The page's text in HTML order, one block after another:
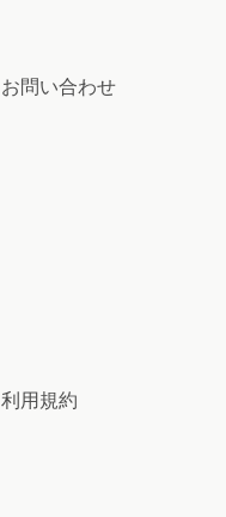
お問い合わせ
利用規約